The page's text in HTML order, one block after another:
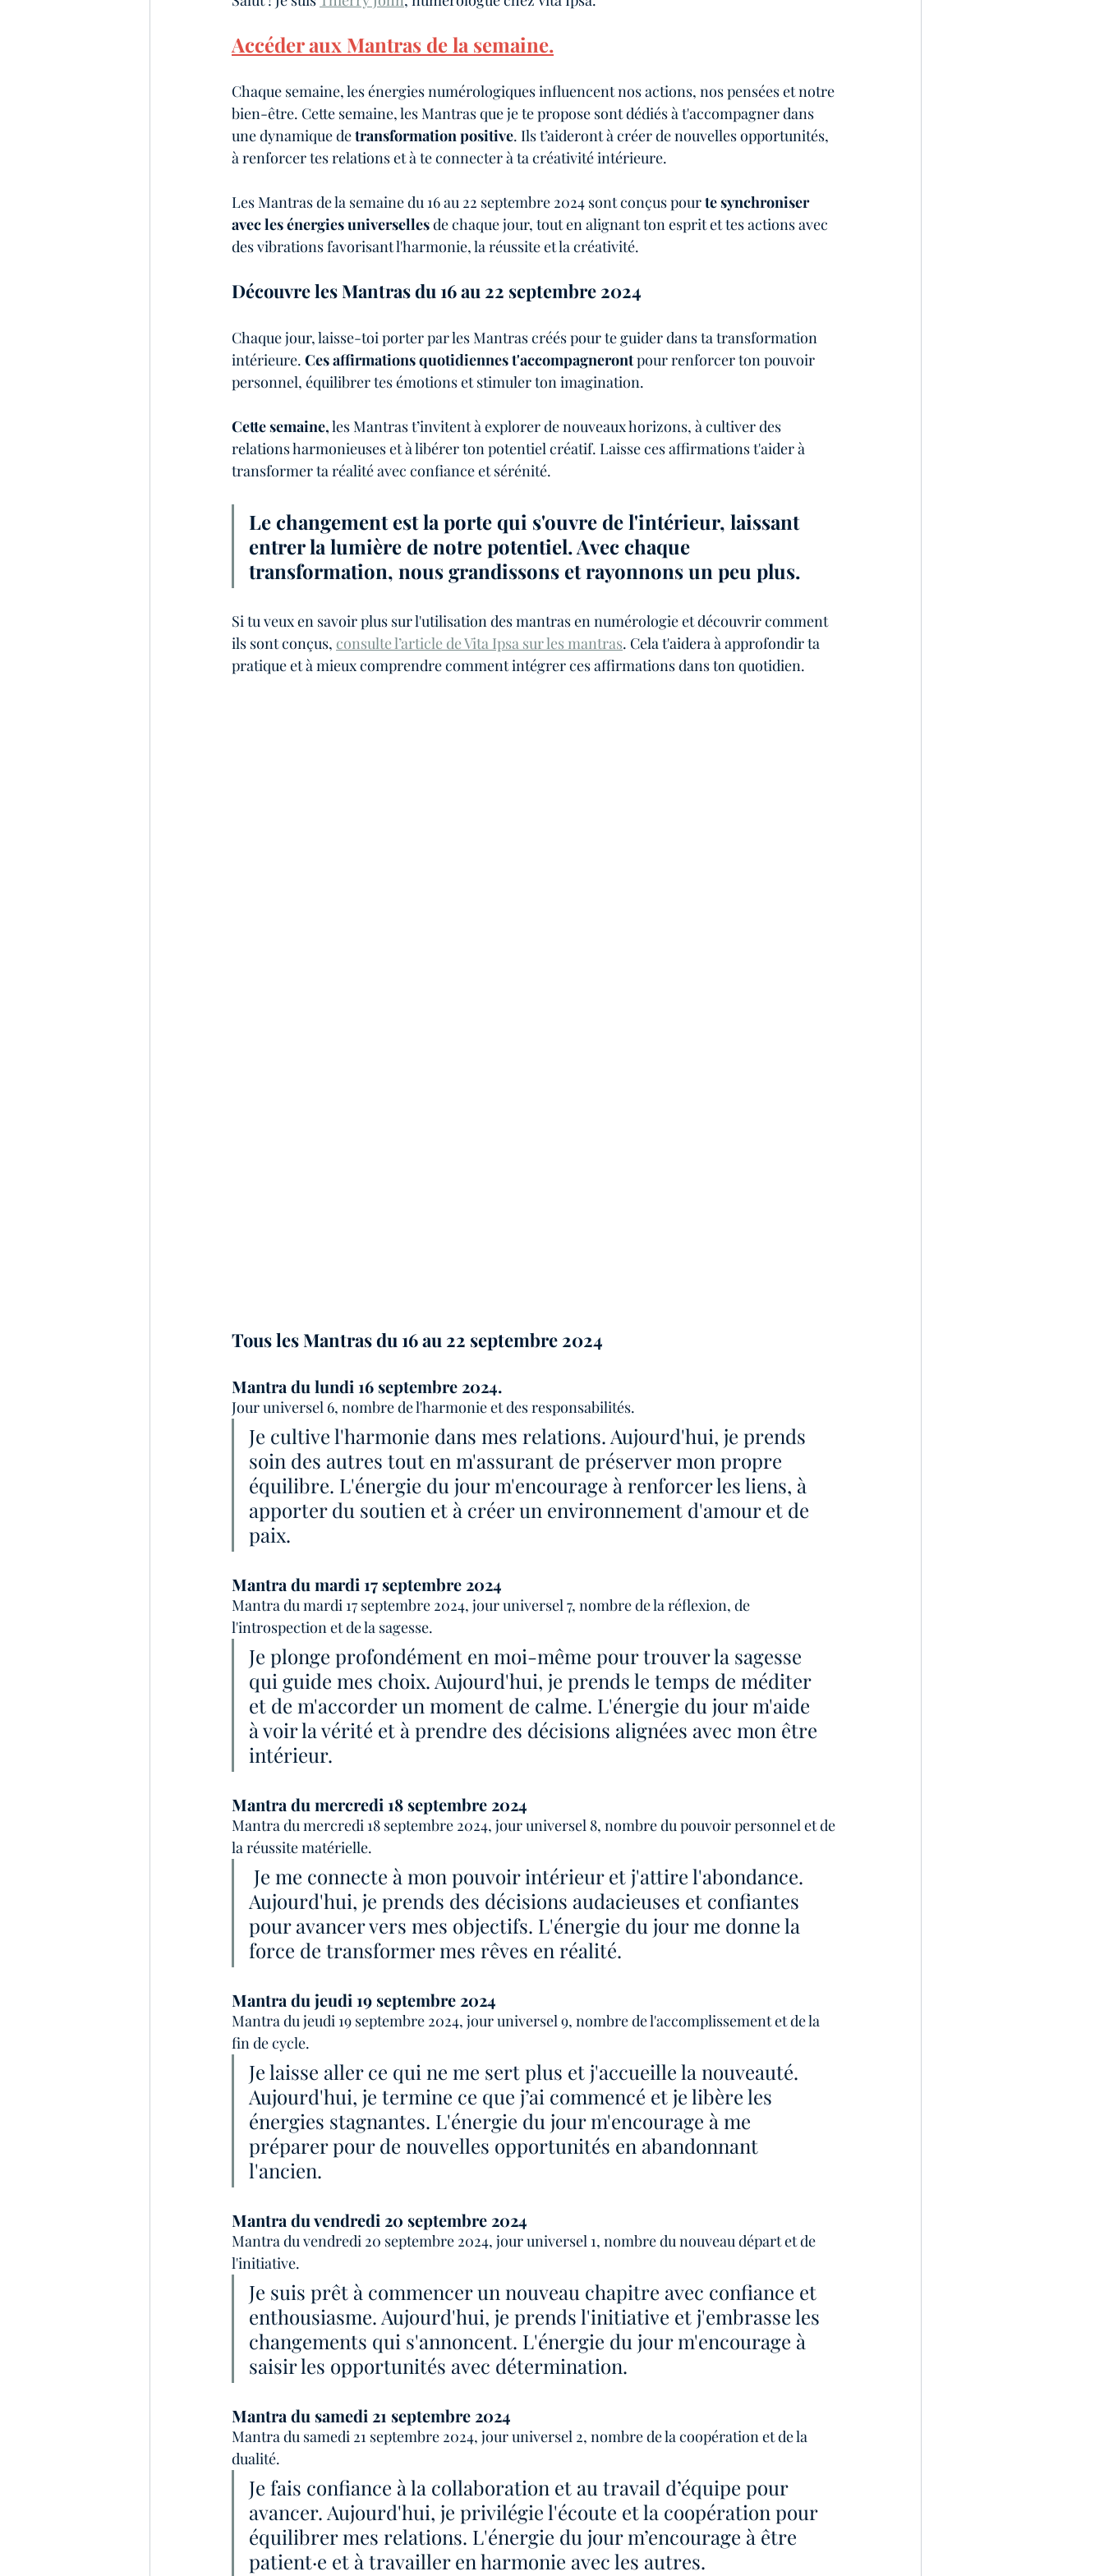
Accéder aux Mantras de la semaine.
Chaque semaine, les énergies numérologiques influencent nos actions, nos pensées et notre
bien-être. Cette semaine, les Mantras que je te propose sont dédiés à t'accompagner dans
une dynamique de transformation positive. Ils t’aideront à créer de nouvelles opportunités,
à renforcer tes relations et à te connecter à ta créativité intérieure.
Les Mantras de la semaine du 16 au 22 septembre 2024 sont conçus pour te synchroniser
avec les énergies universelles de chaque jour, tout en alignant ton esprit et tes actions avec
des vibrations favorisant l'harmonie, la réussite et la créativité.
Découvre les Mantras du 16 au 22 septembre 2024
Chaque jour, laisse-toi porter par les Mantras créés pour te guider dans ta transformation
intérieure. Ces affirmations quotidiennes t'accompagneront pour renforcer ton pouvoir
personnel, équilibrer tes émotions et stimuler ton imagination.
Cette semaine, les Mantras t’invitent à explorer de nouveaux horizons, à cultiver des
relations harmonieuses et à libérer ton potentiel créatif. Laisse ces affirmations t'aider à
transformer ta réalité avec confiance et sérénité.
Le changement est la porte qui s'ouvre de l'intérieur, laissant
entrer la lumière de notre potentiel. Avec chaque
transformation, nous grandissons et rayonnons un peu plus.
Si tu veux en savoir plus sur l'utilisation des mantras en numérologie et découvrir comment
ils sont conçus, consulte l’article de Vita Ipsa sur les mantras. Cela t'aidera à approfondir ta
pratique et à mieux comprendre comment intégrer ces affirmations dans ton quotidien.
Tous les Mantras du 16 au 22 septembre 2024
Mantra du lundi 16 septembre 2024.
Jour universel 6, nombre de l'harmonie et des responsabilités.
Je cultive l'harmonie dans mes relations. Aujourd'hui, je prends
soin des autres tout en m'assurant de préserver mon propre
équilibre. L'énergie du jour m'encourage à renforcer les liens, à
apporter du soutien et à créer un environnement d'amour et de
paix.
Mantra du mardi 17 septembre 2024
Mantra du mardi 17 septembre 2024, jour universel 7, nombre de la réflexion, de
l'introspection et de la sagesse.
Je plonge profondément en moi-même pour trouver la sagesse
qui guide mes choix. Aujourd'hui, je prends le temps de méditer
et de m'accorder un moment de calme. L'énergie du jour m'aide
à voir la vérité et à prendre des décisions alignées avec mon être
intérieur.
Mantra du mercredi 18 septembre 2024
Mantra du mercredi 18 septembre 2024, jour universel 8, nombre du pouvoir personnel et de
la réussite matérielle.
Aujourd'hui, je prends des décisions audacieuses et confiantes
pour avancer vers mes objectifs. L'énergie du jour me donne la
force de transformer mes rêves en réalité.
Mantra du jeudi 19 septembre 2024
Mantra du jeudi 19 septembre 2024, jour universel 9, nombre de l'accomplissement et de la
fin de cycle.
Je laisse aller ce qui ne me sert plus et j'accueille la nouveauté.
Aujourd'hui, je termine ce que j’ai commencé et je libère les
énergies stagnantes. L'énergie du jour m'encourage à me
préparer pour de nouvelles opportunités en abandonnant
l'ancien.
Mantra du vendredi 20 septembre 2024
Mantra du vendredi 20 septembre 2024, jour universel 1, nombre du nouveau départ et de
l'initiative.
Je suis prêt à commencer un nouveau chapitre avec confiance et
enthousiasme. Aujourd'hui, je prends l'initiative et j'embrasse les
changements qui s'annoncent. L'énergie du jour m'encourage à
saisir les opportunités avec détermination.
Mantra du samedi 21 septembre 2024
Mantra du samedi 21 septembre 2024, jour universel 2, nombre de la coopération et de la
dualité.
Je fais confiance à la collaboration et au travail d’équipe pour
avancer. Aujourd'hui, je privilégie l'écoute et la coopération pour
équilibrer mes relations. L'énergie du jour m’encourage à être
patient·e et à travailler en harmonie avec les autres.